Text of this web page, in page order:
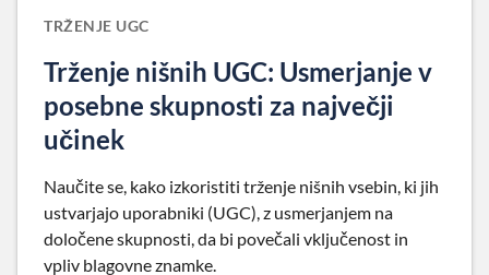
TRŽENJE UGC
Trženje nišnih UGC: Usmerjanje v
posebne skupnosti za največji
učinek
Naučite se, kako izkoristiti trženje nišnih vsebin, ki jih
ustvarjajo uporabniki (UGC), z usmerjanjem na
določene skupnosti, da bi povečali vključenost in
vpliv blagovne znamke.